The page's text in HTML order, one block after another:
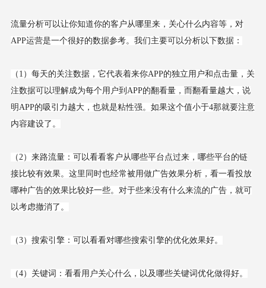
流量分析可以让你知道你的客户从哪里来，关心什么内容等，对
APP运营是一个很好的数据参考。我们主要可以分析以下数据：
（1）每天的关注数据，它代表着来你APP的独立用户和点击量，关
注数据可以理解成为每个用户到APP的翻看量，而翻看量越大，说
明APP的吸引力越大，也就是粘性强。如果这个值小于4那就要注意
内容建设了。
（2）来路流量：可以看看客户从哪些平台点过来，哪些平台的链
接比较有效果。这里同时也经常被用做广告效果分析，看一看投放
哪种广告的效果比较好一些。对于些来没有什么来流的广告，就可
以考虑撤消了。
（3）搜索引擎：可以看看对哪些搜索引擎的优化效果好。
（4）关键词：看看用户关心什么，以及哪些关键词优化做得好。